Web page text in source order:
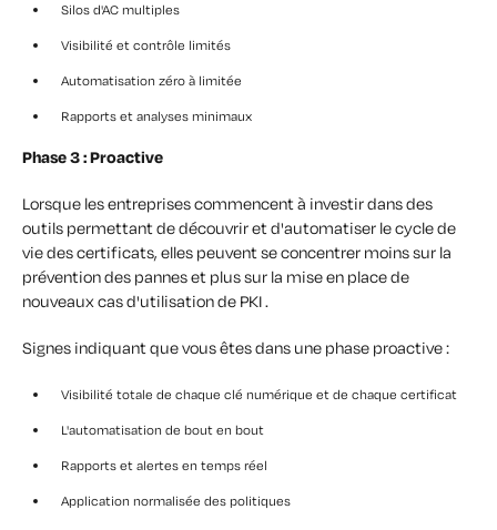
Silos d'AC multiples
Visibilité et contrôle limités
Automatisation zéro à limitée
Rapports et analyses minimaux
Phase 3 : Proactive
Lorsque les entreprises commencent à investir dans des
outils permettant de découvrir et d'automatiser le cycle de
vie des certificats, elles peuvent se concentrer moins sur la
prévention des pannes et plus sur la mise en place de
nouveaux cas d'utilisation de PKI .
Signes indiquant que vous êtes dans une phase proactive :
Visibilité totale de chaque clé numérique et de chaque certificat
L'automatisation de bout en bout
Rapports et alertes en temps réel
Application normalisée des politiques